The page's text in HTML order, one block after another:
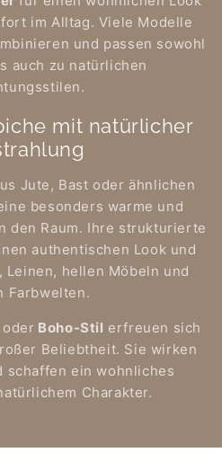
im Alltag. Viele Modelle
und passen sowohl
auch zu natürlichen
mit natürlicher
Jute, Bast oder ähnlichen
besonders warme und
den Raum. Ihre strukturierte
authentischen Look und
hellen Möbeln und
Farbwelten.
Boho-Stil erfreuen sich
Beliebtheit. Sie wirken
schaffen ein wohnliches
Charakter.